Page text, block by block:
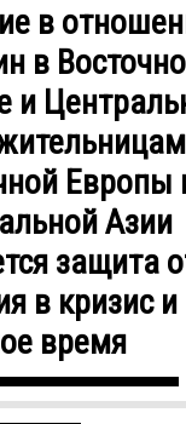
в
в
и
Европы
Азии
защита
в кризис и
время